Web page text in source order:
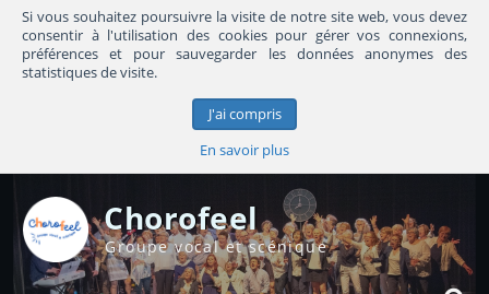
Si vous souhaitez poursuivre la visite de notre site web, vous devez
consentir à l'utilisation des cookies pour gérer vos connexions,
préférences et pour sauvegarder les données anonymes des
statistiques de visite.
J'ai compris
En savoir plus
Chorofeel
Groupe vocal et scénique